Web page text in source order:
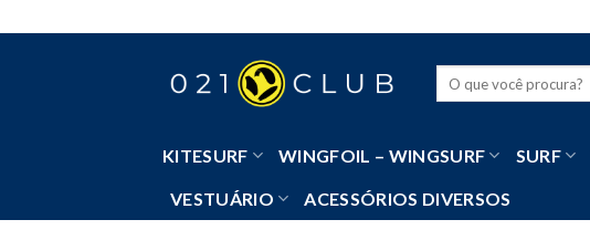
to
KITESURF WINGFOIL – WINGSURF SURF
VESTUÁRIO ACESSÓRIOS DIVERSOS